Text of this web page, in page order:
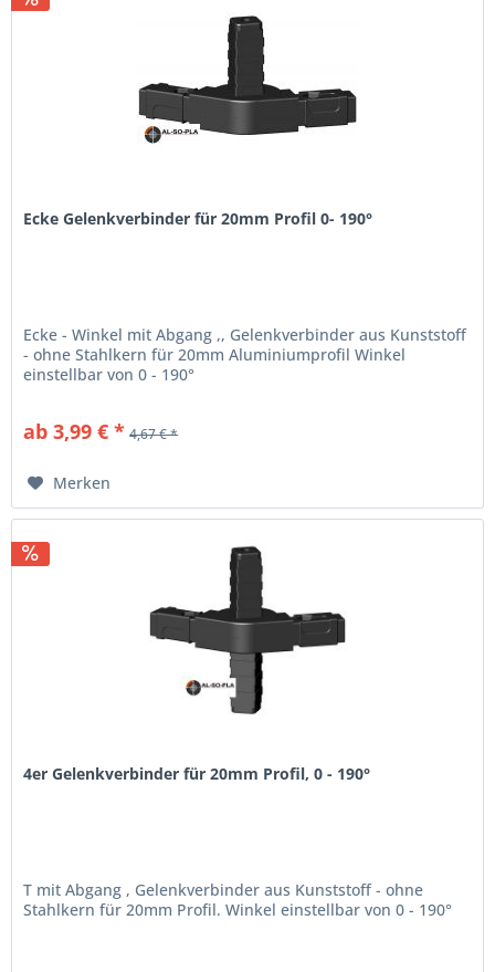
Ecke Gelenkverbinder für 20mm Profil 0- 190°
Ecke - Winkel mit Abgang ,, Gelenkverbinder aus Kunststoff
- ohne Stahlkern für 20mm Aluminiumprofil Winkel
einstellbar von 0 - 190°
ab 3,99 € * 4,67 € *
Merken
4er Gelenkverbinder für 20mm Profil, 0 - 190°
T mit Abgang , Gelenkverbinder aus Kunststoff - ohne
Stahlkern für 20mm Profil. Winkel einstellbar von 0 - 190°